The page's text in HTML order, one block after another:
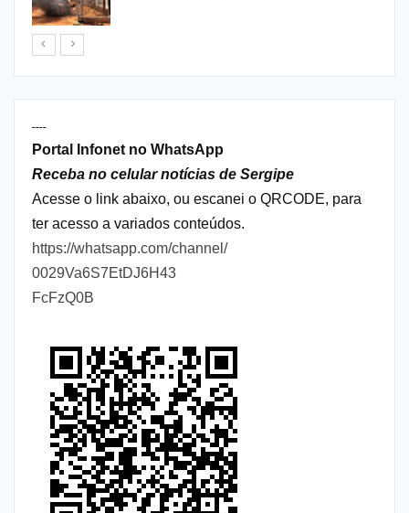
----
Portal Infonet no WhatsApp
Receba no celular notícias de Sergipe
Acesse o link abaixo, ou escanei o QRCODE, para
ter acesso a variados conteúdos.
https://whatsapp.com/channel/
0029Va6S7EtDJ6H43
FcFzQ0B